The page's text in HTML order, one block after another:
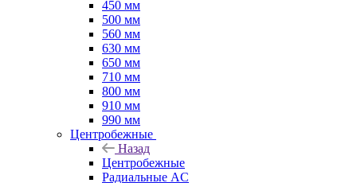
450 мм
500 мм
560 мм
630 мм
650 мм
710 мм
800 мм
910 мм
990 мм
Центробежные
Назад
Центробежные
Радиальные AC